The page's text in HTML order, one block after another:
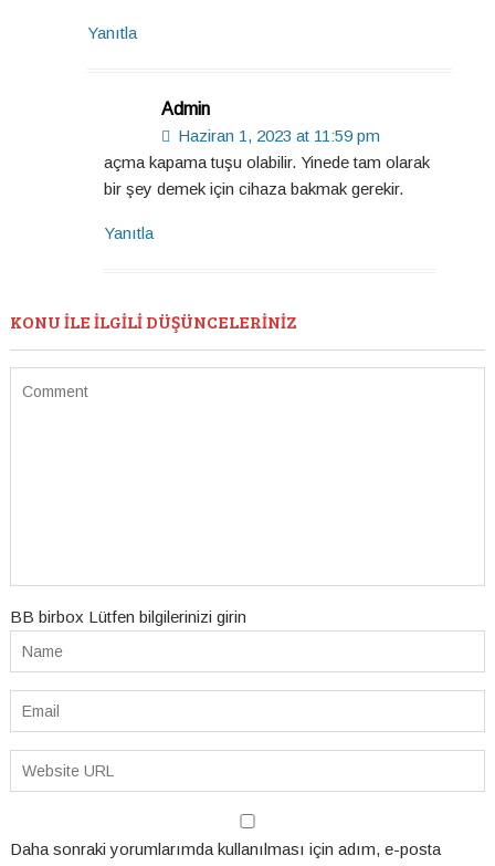
Yanıtla
Admin
Haziran 1, 2023 at 11:59 pm
açma kapama tuşu olabilir. Yinede tam olarak
bir şey demek için cihaza bakmak gerekir.
Yanıtla
KONU ILE ILGILI DÜŞÜNCELERINIZ
BB birbox Lütfen bilgilerinizi girin
Daha sonraki yorumlarımda kullanılması için adım, e-posta